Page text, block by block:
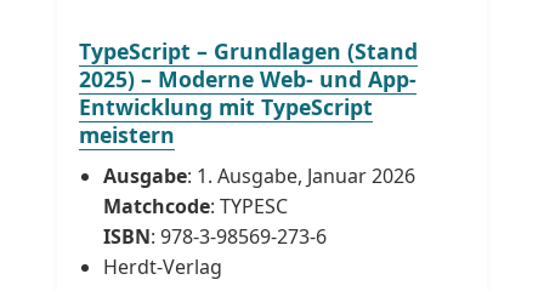
TypeScript – Grundlagen (Stand
2025) – Moderne Web- und App-
Entwicklung mit TypeScript
meistern
Ausgabe: 1. Ausgabe, Januar 2026
Matchcode: TYPESC
ISBN: 978-3-98569-273-6
Herdt-Verlag